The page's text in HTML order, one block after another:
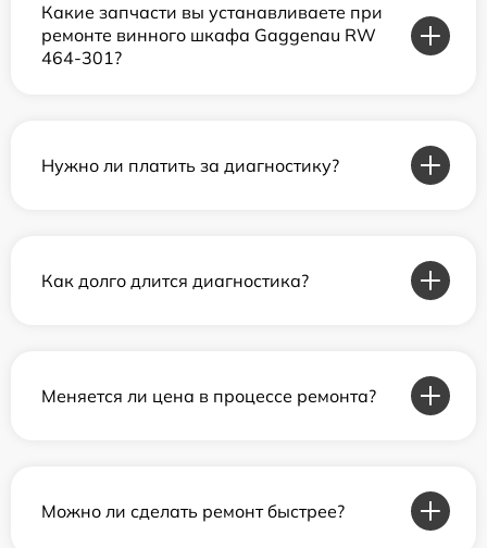
Какие запчасти вы устанавливаете при
ремонте винного шкафа Gaggenau RW
464-301?
Нужно ли платить за диагностику?
Как долго длится диагностика?
Меняется ли цена в процессе ремонта?
Можно ли сделать ремонт быстрее?